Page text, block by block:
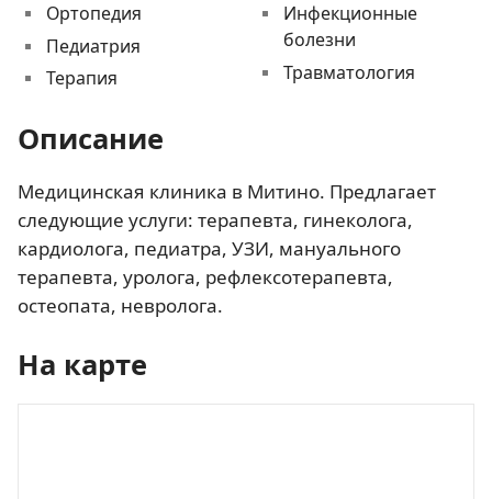
Ортопедия
Педиатрия
Терапия
Инфекционные
болезни
Травматология
Описание
Медицинская клиника в Митино. Предлагает
следующие услуги: терапевта, гинеколога,
кардиолога, педиатра, УЗИ, мануального
терапевта, уролога, рефлексотерапевта,
остеопата, невролога.
На карте